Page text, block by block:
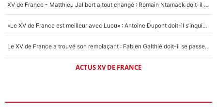
XV de France - Matthieu Jalibert a tout changé : Romain Ntamack doit-il s’inquiéter pour sa place à un an de la Coupe du monde ?
«Le XV de France est meilleur avec Lucu» : Antoine Dupont doit-il s’inquiéter pour sa place ?
Le XV de France a trouvé son remplaçant : Fabien Galthié doit-il se passer d'Antoine Dupont ?
ACTUS XV DE FRANCE